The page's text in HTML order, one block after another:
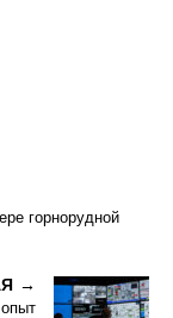
горнорудной